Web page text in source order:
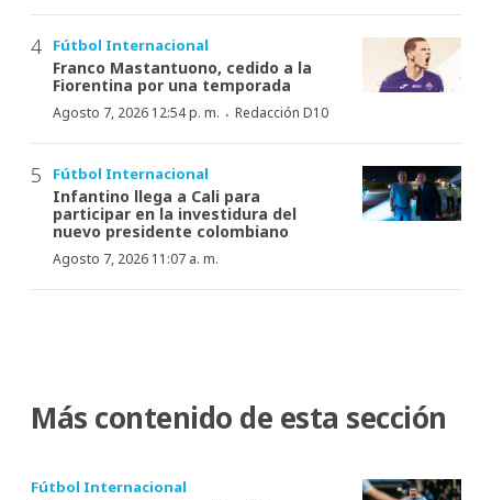
Fútbol Internacional
Franco Mastantuono, cedido a la
Fiorentina por una temporada
Agosto 7, 2026 12:54 p. m. · Redacción D10
Fútbol Internacional
Infantino llega a Cali para
participar en la investidura del
nuevo presidente colombiano
Agosto 7, 2026 11:07 a. m.
Más contenido de esta sección
Fútbol Internacional